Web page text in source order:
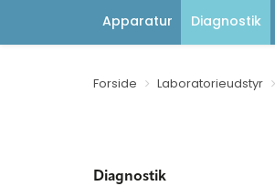
Apparatur Diagnostik
Forside Laboratorieudstyr
Diagnostik